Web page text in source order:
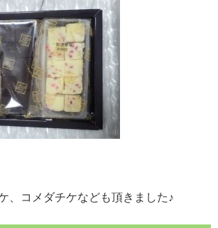
、コメダチケなども頂きました♪